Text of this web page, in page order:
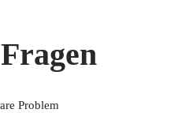
Problem